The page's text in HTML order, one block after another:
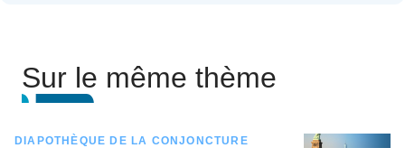
Sur le même thème
DIAPOTHÈQUE DE LA CONJONCTURE